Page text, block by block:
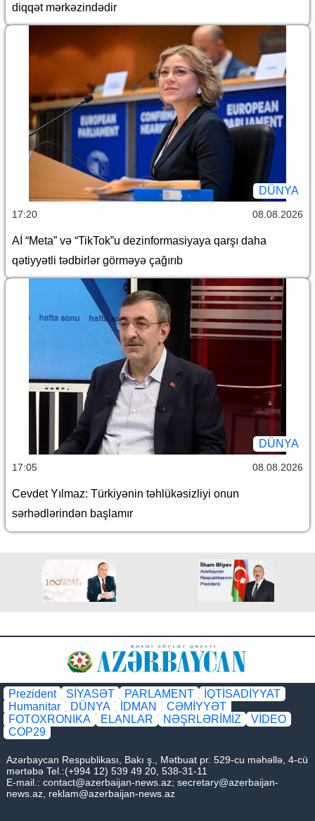
diqqət mərkəzindədir
DÜNYA
17:20 08.08.2026
Aİ “Meta” və “TikTok”u dezinformasiyaya qarşı daha
qətiyyətli tədbirlər görməyə çağırıb
DÜNYA
17:05 08.08.2026
Cevdet Yılmaz: Türkiyənin təhlükəsizliyi onun
sərhədlərindən başlamır
Prezident SİYASƏT PARLAMENT
İQTİSADİYYAT
Humanitar
DÜNYA İDMAN
CƏMİYYƏT
FOTOXRONIKA
ELANLAR NƏŞRLƏRİMİZ
VİDEO
COP29
Azərbaycan Respublikası, Bakı ş., Mətbuat pr. 529-cu məhəllə, 4-cü
mərtəbə Tel.:(+994 12) 539 49 20, 538-31-11
E-mail.: contact@azerbaijan-news.az; secretary@azerbaijan-
news.az reklam@azerbaijan-news.az